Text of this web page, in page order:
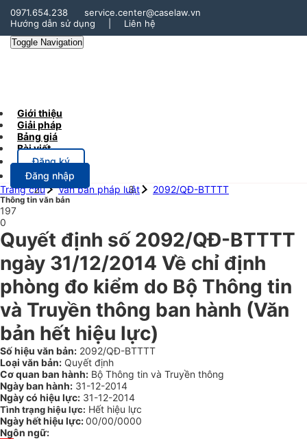
0971.654.238
service.center@caselaw.vn
Hướng dẫn sử dụng
Liên hệ
Toggle Navigation
Giới thiệu
Giải pháp
Bảng giá
Bài viết
Đăng ký
Đăng nhập
Trang chủ
Văn bản pháp luật 2092/QĐ-BTTTT
Thông tin văn bản
197
0
Quyết định số 2092/QĐ-BTTTT
ngày 31/12/2014 Về chỉ định
phòng đo kiểm do Bộ Thông tin
và Truyền thông ban hành (Văn
bản hết hiệu lực)
Số hiệu văn bản: 2092/QĐ-BTTTT
Loại văn bản: Quyết định
Cơ quan ban hành: Bộ Thông tin và Truyền thông
Ngày ban hành: 31-12-2014
Ngày có hiệu lực: 31-12-2014
Tình trạng hiệu lực: Hết hiệu lực
Ngày hết hiệu lực:00/00/0000
Ngôn ngữ: